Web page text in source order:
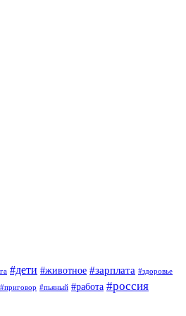
#дети #животное #зарплата #здоровье
#приговор #пьяный #работа #россия